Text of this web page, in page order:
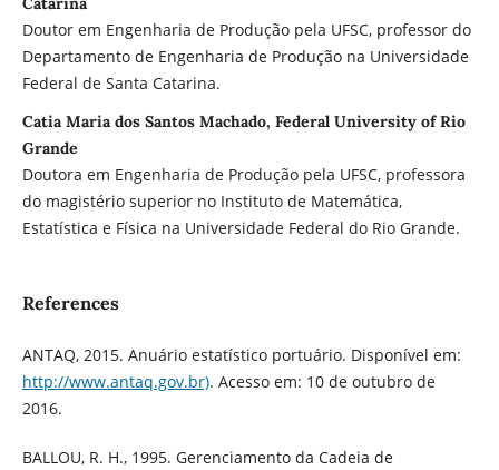
Doutor em Engenharia de Produção pela UFSC, professor do
Departamento de Engenharia de Produção na Universidade
Federal de Santa Catarina.
Catia Maria dos Santos Machado, Federal University of Rio
Grande
Doutora em Engenharia de Produção pela UFSC, professora
do magistério superior no Instituto de Matemática,
Estatística e Física na Universidade Federal do Rio Grande.
References
ANTAQ, 2015. Anuário estatístico portuário. Disponível em:
http://www.antaq.gov.br). Acesso em: 10 de outubro de
2016.
BALLOU, R. H., 1995. Gerenciamento da Cadeia de